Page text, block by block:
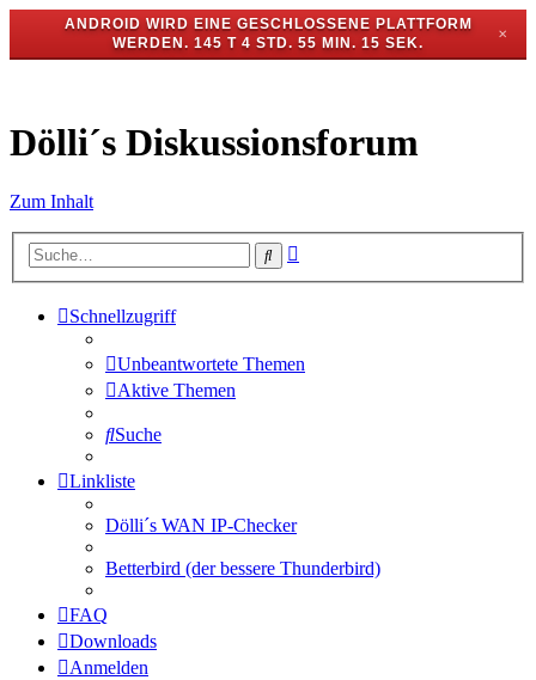
ANDROID WIRD EINE GESCHLOSSENE PLATTFORM
WERDEN. 145 T 4 STD. 55 MIN. 15 SEK.
✕
Dölli´s Diskussionsforum
Zum Inhalt
Suche
Schnellzugriff
Unbeantwortete Themen
Aktive Themen
Suche
Linkliste
Dölli´s WAN IP-Checker
Betterbird (der bessere Thunderbird)
FAQ
Downloads
Anmelden